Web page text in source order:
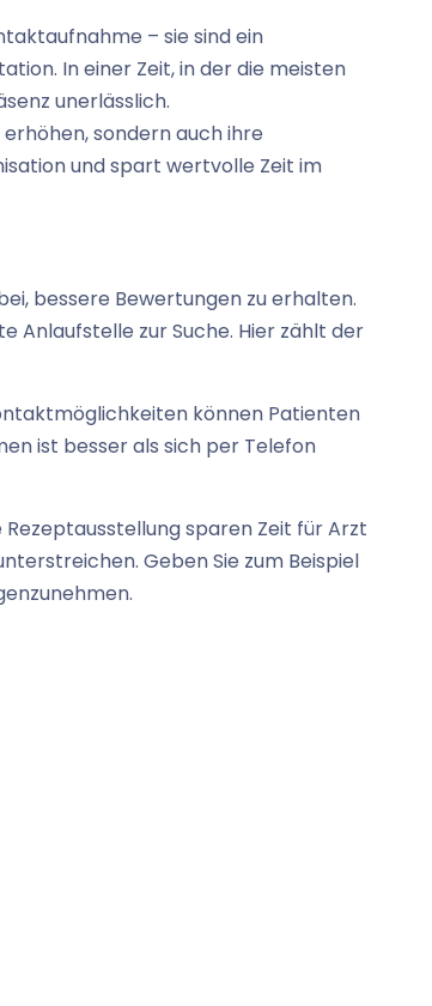
– sie sind ein
In einer Zeit, in der die meisten
unerlässlich.
sondern auch ihre
und spart wertvolle Zeit im
bessere Bewertungen zu erhalten.
Anlaufstelle zur Suche. Hier zählt der
können Patienten
ist besser als sich per Telefon
sparen Zeit für Arzt
Geben Sie zum Beispiel